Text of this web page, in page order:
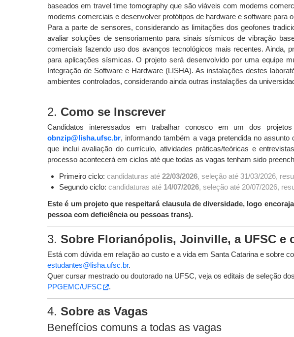
baseados em travel time tomography que são viáveis com modems
modems comerciais e desenvolver protótipos de hardware e software para
Para a parte de sensores, considerando as limitações dos geofones
avaliar soluções de sensoriamento para sinais sísmicos de vibração
comerciais fazendo uso dos avanços tecnológicos mais recentes. Ainda,
para aplicações sísmicas. O projeto será desenvolvido por uma equipe
Integração de Software e Hardware (LISHA). As instalações destes
ambientes controlados, considerando ainda outras instalações da
2. Como se Inscrever
Candidatos interessados em trabalhar conosco em um dos
obnzip@lisha.ufsc.br, informando também a vaga pretendida no
que inclui avaliação do currículo, atividades práticas/teóricas e
processo acontecerá em ciclos até que todas as vagas tenham sido
Primeiro ciclo: candidaturas até 22/03/2026, seleção até 31/03/2026,
Segundo ciclo: candidaturas até 14/07/2026, seleção até 20/07/2026,
Este é um projeto que respeitará clausula de diversidade, logo
pessoa com deficiência ou pessoas trans).
3. Sobre Florianópolis, Joinville, a UFSC e
Está com dúvida em relação ao custo e a vida em Santa Catarina e sobre
estudantes@lisha.ufsc.br.
Quer cursar mestrado ou doutorado na UFSC, veja os editais de seleção
PPGEMC/UFSC
.
4. Sobre as Vagas
Benefícios comuns a todas as vagas